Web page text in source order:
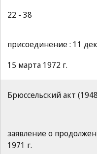
22 - 38
присоединение : 11
15 марта 1972 г.
Брюссельский акт
заявление о
1971 г.